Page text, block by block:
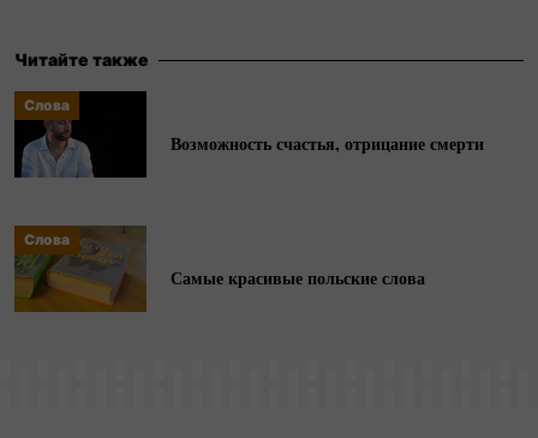
Читайте также
Слова
Возможность счастья, отрицание смерти
Слова
Самые красивые польские слова